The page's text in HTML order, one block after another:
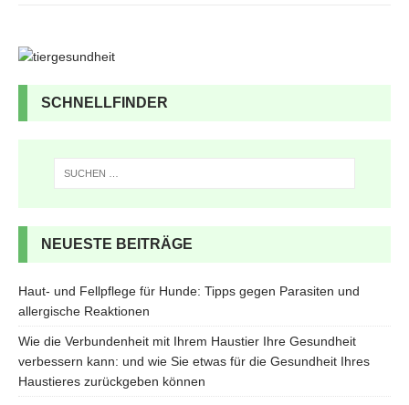
SCHNELLFINDER
NEUESTE BEITRÄGE
Haut- und Fellpflege für Hunde: Tipps gegen Parasiten und
allergische Reaktionen
Wie die Verbundenheit mit Ihrem Haustier Ihre Gesundheit
verbessern kann: und wie Sie etwas für die Gesundheit Ihres
Haustieres zurückgeben können